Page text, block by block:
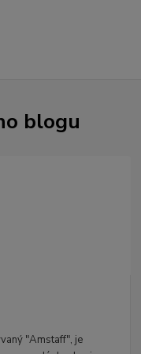
blogu
"Amstaff", je